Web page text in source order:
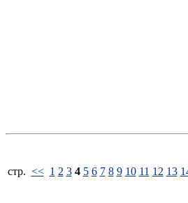
стp. << 1 2 3 4 5 6 7 8 9 10 11 12 13